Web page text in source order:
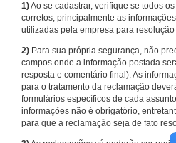
1)Ao se cadastrar, verifique se todos
corretos, principalmente as
utilizadas pela empresa para
2) Para sua própria segurança, não
campos onde a informação postada
resposta e comentário final). As
para o tratamento da reclamação
formulários específicos de cada
informações não é obrigatório,
para que a reclamação seja de fato